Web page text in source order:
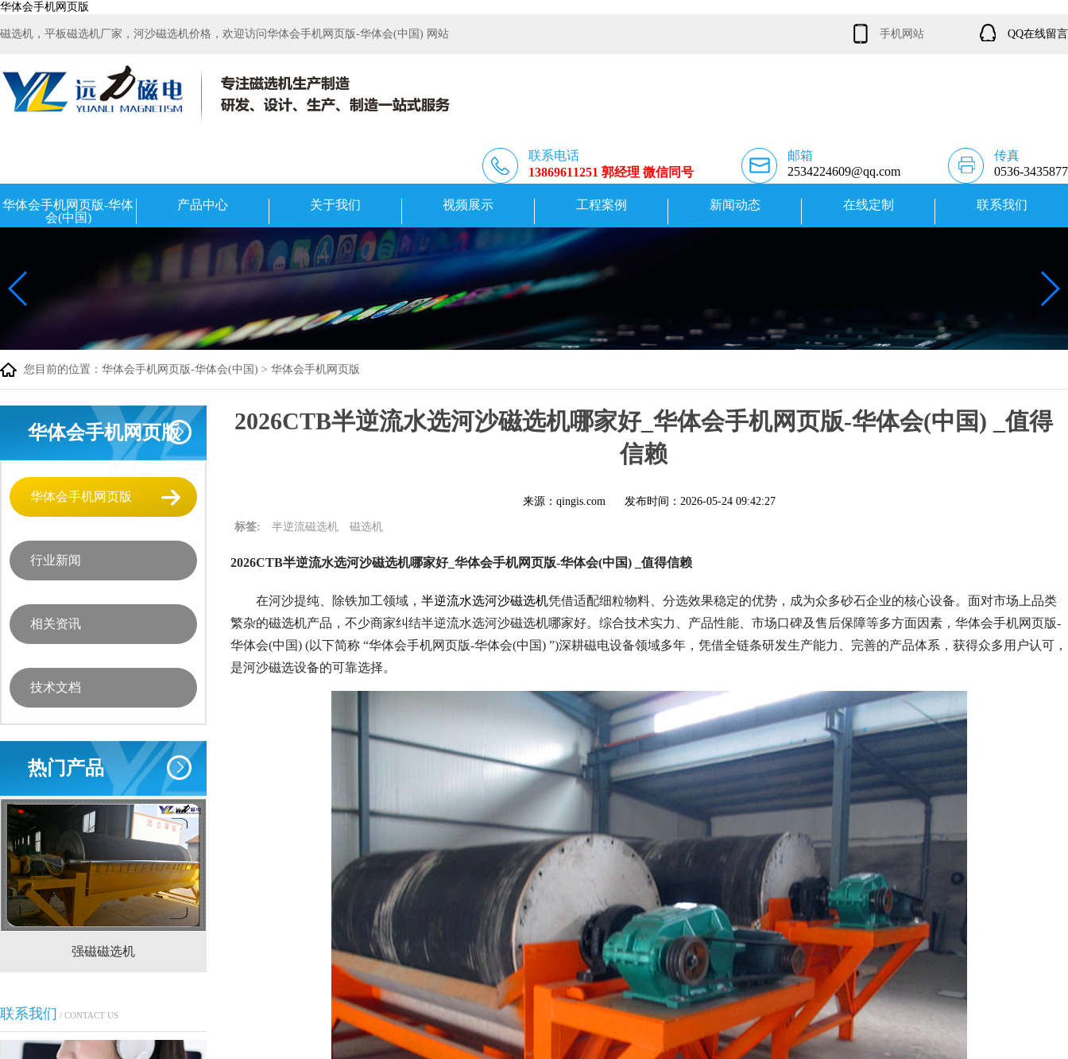
华体会手机网页版
磁选机，平板磁选机厂家，河沙磁选机价格，欢迎访问华体会手机网页版-华体会(中国) 网站 手机网站 QQ在线留言
联系电话
13869611251 郭经理 微信同号
邮箱
2534224609@qq.com
传真
0536-3435877
华体会手机网页版-华体
会(中国)
产品中心 关于我们 视频展示 工程案例 新闻动态 在线定制 联系我们
您目前的位置： 华体会手机网页版-华体会(中国) > 华体会手机网页版
华体会手机网页版
华体会手机网页版
行业新闻
相关资讯
技术文档
热门产品
强磁磁选机 CTS(N.B)永磁筒式磁选机 稀土永磁辊式强磁选机 RCT系列全磁永磁滚筒 河沙磁选机工作原理
联系我们 / CONTACT US
2026CTB半逆流水选河沙磁选机哪家好_华体会手机网页版-华体会(中国) _值得
信赖
来源：qingis.com 发布时间： 2026-05-24 09:42:27
标签: 半逆流磁选机 磁选机
2026CTB半逆流水选河沙磁选机哪家好_华体会手机网页版-华体会(中国) _值得信赖
在河沙提纯、除铁加工领域， 半逆流水选河沙磁选机凭借适配细粒物料、分选效果稳定的优势，成为众多砂石企业的核心设备。面对市场上品类
繁杂的磁选机产品，不少商家纠结半逆流水选河沙磁选机哪家好。综合技术实力、产品性能、市场口碑及售后保障等多方面因素，华体会手机网页版-
华体会(中国) (以下简称 “华体会手机网页版-华体会(中国) ”)深耕磁电设备领域多年，凭借全链条研发生产能力、完善的产品体系，获得众多用户认可，
是河沙磁选设备的可靠选择。